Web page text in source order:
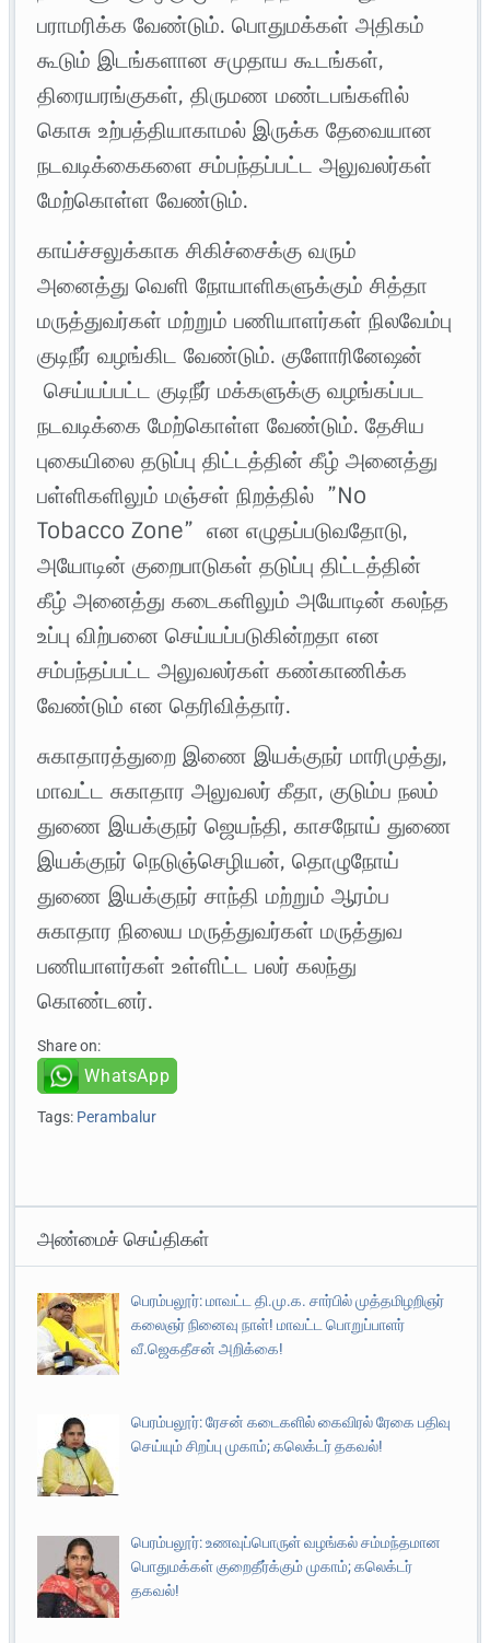
பராமரிக்க வேண்டும். பொதுமக்கள் அதிகம்
கூடும் இடங்களான சமுதாய கூடங்கள்,
திரையரங்குகள், திருமண மண்டபங்களில்
கொசு உற்பத்தியாகாமல் இருக்க தேவையான
நடவடிக்கைகளை சம்பந்தப்பட்ட அலுவலர்கள்
மேற்கொள்ள வேண்டும்.
காய்ச்சலுக்காக சிகிச்சைக்கு வரும்
அனைத்து வெளி நோயாளிகளுக்கும் சித்தா
மருத்துவர்கள் மற்றும் பணியாளர்கள் நிலவேம்பு
குடிநீர் வழங்கிட வேண்டும். குளோரினேஷன்
செய்யப்பட்ட குடிநீர் மக்களுக்கு வழங்கப்பட
நடவடிக்கை மேற்கொள்ள வேண்டும். தேசிய
புகையிலை தடுப்பு திட்டத்தின் கீழ் அனைத்து
பள்ளிகளிலும் மஞ்சள் நிறத்தில் ”No
Tobacco Zone” என எழுதப்படுவதோடு,
அயோடின் குறைபாடுகள் தடுப்பு திட்டத்தின்
கீழ் அனைத்து கடைகளிலும் அயோடின் கலந்த
உப்பு விற்பனை செய்யப்படுகின்றதா என
சம்பந்தப்பட்ட அலுவலர்கள் கண்காணிக்க
வேண்டும் என தெரிவித்தார்.
சுகாதாரத்துறை இணை இயக்குநர் மாரிமுத்து,
மாவட்ட சுகாதார அலுவலர் கீதா, குடும்ப நலம்
துணை இயக்குநர் ஜெயந்தி, காசநோய் துணை
இயக்குநர் நெடுஞ்செழியன், தொழுநோய்
துணை இயக்குநர் சாந்தி மற்றும் ஆரம்ப
சுகாதார நிலைய மருத்துவர்கள் மருத்துவ
பணியாளர்கள் உள்ளிட்ட பலர் கலந்து
கொண்டனர்.
Share on:
WhatsApp
Tags: Perambalur
அண்மைச் செய்திகள்
பெரம்பலூர்: மாவட்ட தி.மு.க. சார்பில் முத்தமிழறிஞர்
கலைஞர் நினைவு நாள்! மாவட்ட பொறுப்பாளர்
வீ.ஜெகதீசன் அறிக்கை!
பெரம்பலூர்: ரேசன் கடைகளில் கைவிரல் ரேகை பதிவு
செய்யும் சிறப்பு முகாம்; கலெக்டர் தகவல்!
பெரம்பலூர்: உணவுப்பொருள் வழங்கல் சம்மந்தமான
பொதுமக்கள் குறைதீர்க்கும் முகாம்; கலெக்டர்
தகவல்!